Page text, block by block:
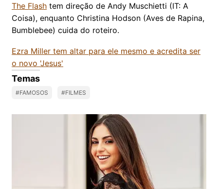
The Flash tem direção de Andy Muschietti (IT: A
Coisa), enquanto Christina Hodson (Aves de Rapina,
Bumblebee) cuida do roteiro.
Ezra Miller tem altar para ele mesmo e acredita ser
o novo 'Jesus'
Temas
#FAMOSOS #FILMES